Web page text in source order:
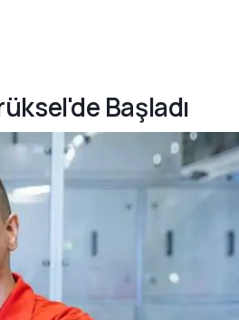
Başladı